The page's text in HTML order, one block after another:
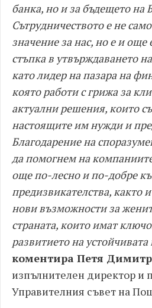
банка, но и за бъдещето на
Сътрудничеството е не
значение за нас, но е и още
стъпка в утвърждаването
като лидер на пазара на
която работи с грижа за
актуални решения, които
настоящите им нужди и
Благодарение на
да помогнем на
още по-лесно и по-добре
предизвикателства, както
нови възможности за
страната, които имат
развитието на
коментира Петя
изпълнителен директор и
Управителния съвет на